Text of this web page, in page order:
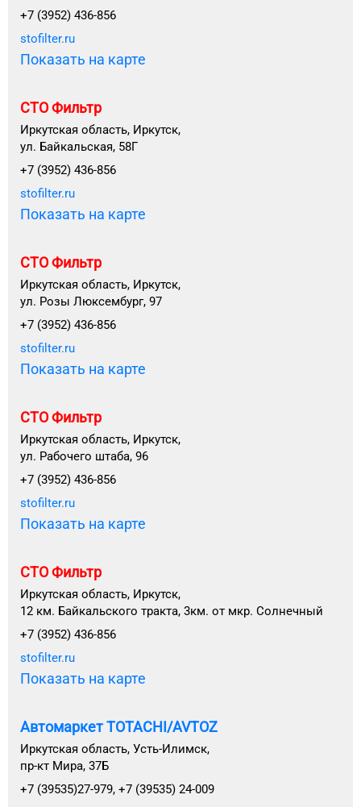
+7 (3952) 436-856
stofilter.ru
Показать на карте
СТО Фильтр
Иркутская область, Иркутск,
ул. Байкальская, 58Г
+7 (3952) 436-856
stofilter.ru
Показать на карте
СТО Фильтр
Иркутская область, Иркутск,
ул. Розы Люксембург, 97
+7 (3952) 436-856
stofilter.ru
Показать на карте
СТО Фильтр
Иркутская область, Иркутск,
ул. Рабочего штаба, 96
+7 (3952) 436-856
stofilter.ru
Показать на карте
СТО Фильтр
Иркутская область, Иркутск,
12 км. Байкальского тракта, 3км. от мкр. Солнечный
+7 (3952) 436-856
stofilter.ru
Показать на карте
Автомаркет TOTACHI/AVTOZ
Иркутская область, Усть-Илимск,
пр-кт Мира, 37Б
+7 (39535)27-979, +7 (39535) 24-009